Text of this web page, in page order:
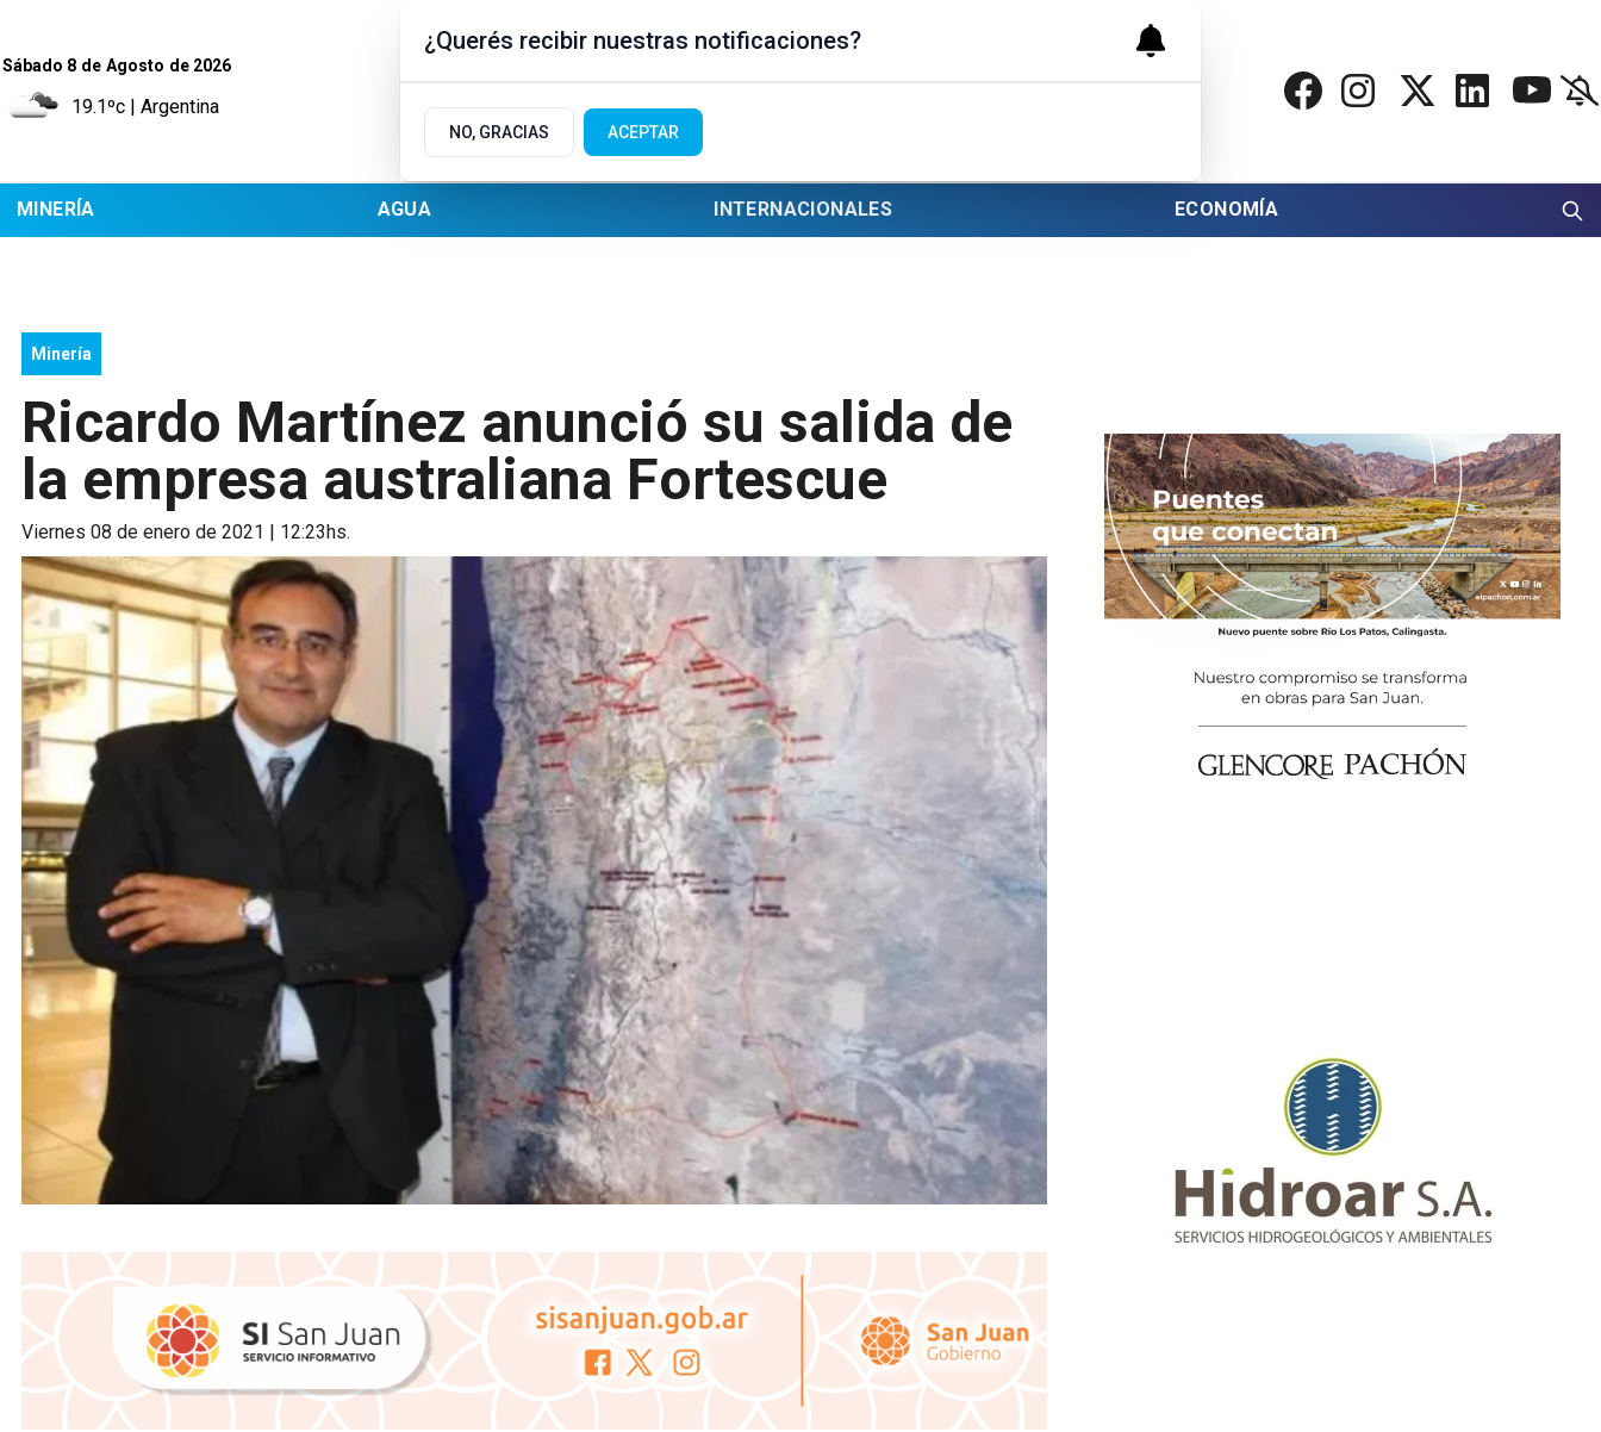
Sábado 8 de Agosto de 2026
19.1ºc | Argentina
MINERÍA AGUA INTERNACIONALES ECONOMÍA
Minería
Ricardo Martínez anunció su salida de
la empresa australiana Fortescue
viernes 08 de enero de 2021 | 12:23hs.
¿Querés recibir nuestras notificaciones?
NO, GRACIAS ACEPTAR